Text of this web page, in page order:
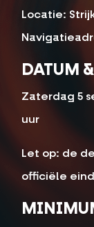
Locatie:
DATUM
Zaterdag 5
uur
Let op: de
officiële